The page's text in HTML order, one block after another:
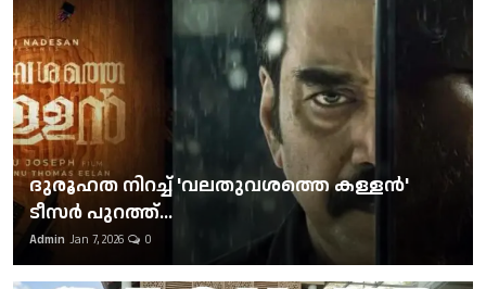
ദുരൂഹത നിറച്ച് 'വലതുവശത്തെ കള്ളന്‍'
ടീസര്‍ പുറത്ത്...
Admin Jan 7, 2026 0